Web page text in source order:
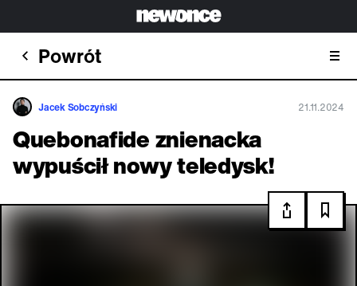
Powrót
Jacek Sobczyński 21.11.2024
Quebonafide znienacka
wypuścił nowy teledysk!